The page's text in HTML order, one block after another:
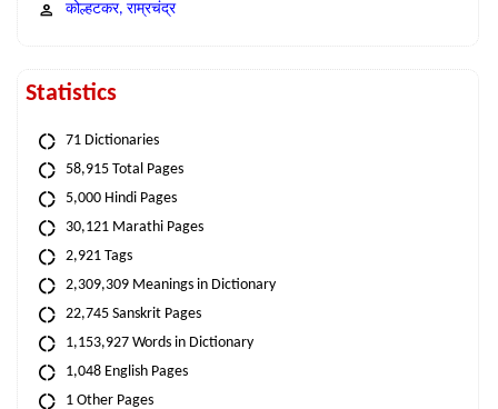
कोल्हटकर, राम्रचंद्र
Statistics
71 Dictionaries
58,915 Total Pages
5,000 Hindi Pages
30,121 Marathi Pages
2,921 Tags
2,309,309 Meanings in Dictionary
22,745 Sanskrit Pages
1,153,927 Words in Dictionary
1,048 English Pages
1 Other Pages